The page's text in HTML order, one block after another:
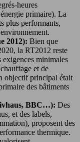
heures
primaire). La
plus performants,
2012): Bien que
la RT2012 reste
minimales
et de
objectif principal était
des bâtiments
BBC…): Des
et des labels,
proposent des
thermique.